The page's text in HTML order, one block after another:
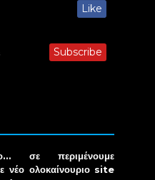
Like
Subscribe
σε περιμένουμε
νέο ολοκαίνουριο site